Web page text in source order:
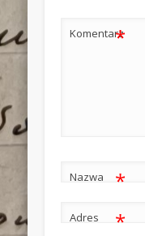
Komentarz
*
Nazwa *
Adres
*